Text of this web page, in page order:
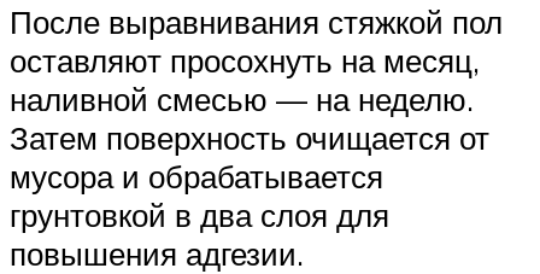
После выравнивания стяжкой пол
оставляют просохнуть на месяц,
наливной смесью — на неделю.
Затем поверхность очищается от
мусора и обрабатывается
грунтовкой в два слоя для
повышения адгезии.